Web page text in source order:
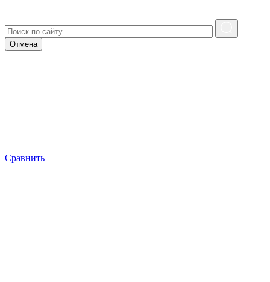
Отмена
Сравнить